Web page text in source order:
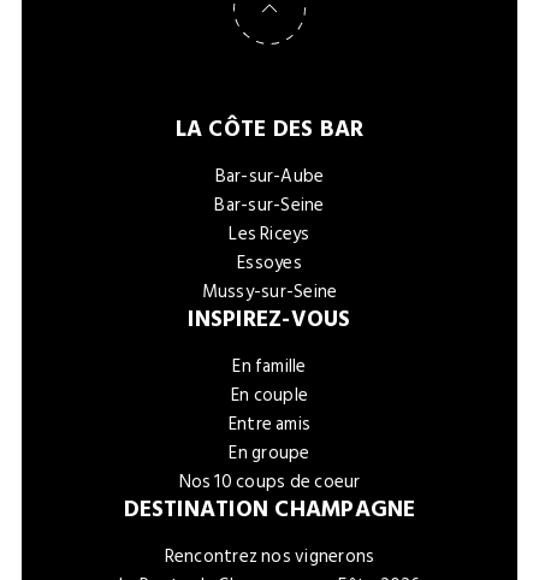
LA CÔTE DES BAR
Bar-sur-Aube
Bar-sur-Seine
Les Riceys
Essoyes
Mussy-sur-Seine
INSPIREZ-VOUS
En famille
En couple
Entre amis
En groupe
Nos 10 coups de coeur
DESTINATION CHAMPAGNE
Rencontrez nos vignerons